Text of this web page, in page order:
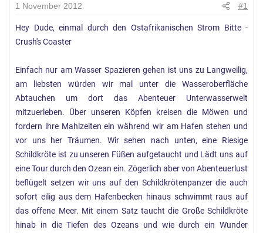
1 November 2012 #1
Hey Dude, einmal durch den Ostafrikanischen Strom Bitte -
Crush's Coaster
Einfach nur am Wasser Spazieren gehen ist uns zu Langweilig,
am liebsten würden wir mal unter die Wasseroberfläche
Abtauchen um dort das Abenteuer Unterwasserwelt
mitzuerleben. Über unseren Köpfen kreisen die Möwen und
fordern ihre Mahlzeiten ein während wir am Hafen stehen und
vor uns her Träumen. Wir sehen nach unten, eine Riesige
Schildkröte ist zu unseren Füßen aufgetaucht und Lädt uns auf
eine Tour durch den Ozean ein. Zögerlich aber von Abenteuerlust
beflügelt setzen wir uns auf den Schildkrötenpanzer die auch
sofort eilig aus dem Hafenbecken hinaus schwimmt raus auf
das offene Meer. Mit einem Satz taucht die Große Schildkröte
hinab in die Tiefen des Ozeans und wie durch ein Wunder